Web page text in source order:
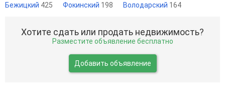
Бежицкий 425 Фокинский 198 Володарский 164
Хотите сдать или продать недвижимость?
Разместите объявление бесплатно
Добавить объявление